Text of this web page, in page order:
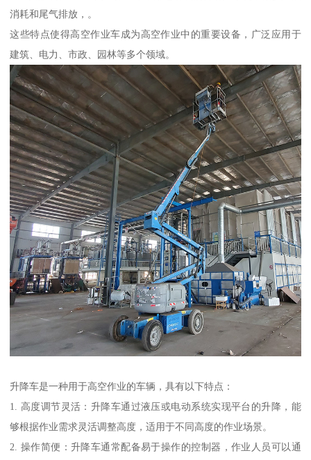
消耗和尾气排放，。
这些特点使得高空作业车成为高空作业中的重要设备，广泛应用于
建筑、电力、市政、园林等多个领域。
升降车是一种用于高空作业的车辆，具有以下特点：
1. 高度调节灵活：升降车通过液压或电动系统实现平台的升降，能
够根据作业需求灵活调整高度，适用于不同高度的作业场景。
2. 操作简便：升降车通常配备易于操作的控制器，作业人员可以通